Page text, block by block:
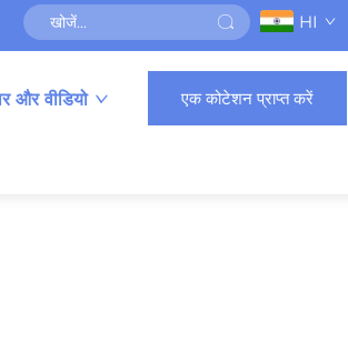
HI
और वीडियो एक कोटेशन प्राप्त करें